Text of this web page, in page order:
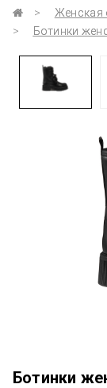
Женская
Ботинки
Ботинки